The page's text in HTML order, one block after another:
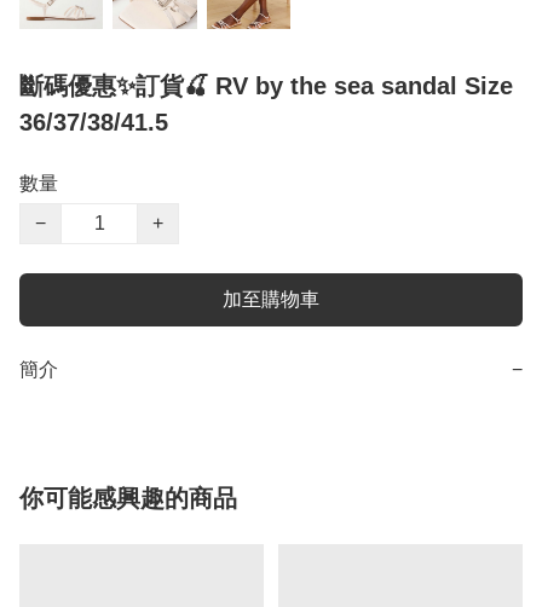
斷碼優惠✨訂貨🍒 RV by the sea sandal Size
36/37/38/41.5
數量
−
+
加至購物車
簡介 −
你可能感興趣的商品